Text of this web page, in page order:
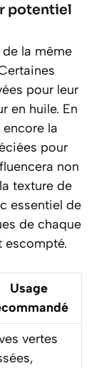
potentiel
la même
pour leur
en huile. En
encore la
pour
non
texture de
essentiel de
de chaque
escompté.
Usage
vertes